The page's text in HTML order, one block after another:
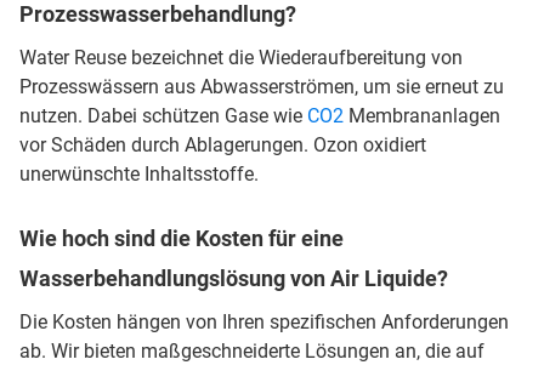
Prozesswasserbehandlung?
Water Reuse bezeichnet die Wiederaufbereitung von
Prozesswässern aus Abwasserströmen, um sie erneut zu
nutzen. Dabei schützen Gase wie CO2 Membrananlagen
vor Schäden durch Ablagerungen. Ozon oxidiert
unerwünschte Inhaltsstoffe.
Wie hoch sind die Kosten für eine
Wasserbehandlungslösung von Air Liquide?
Die Kosten hängen von Ihren spezifischen Anforderungen
ab. Wir bieten maßgeschneiderte Lösungen an, die auf